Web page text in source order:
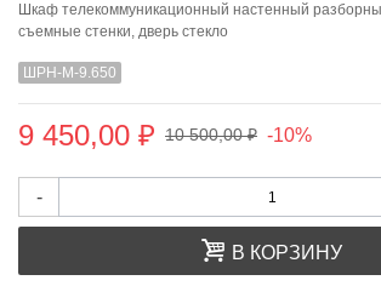
Шкаф телекоммуникационный настенный
съемные стенки, дверь стекло
ШРН-М-9.650
9 450,00 ₽ 10 500,00 ₽ -10%
-
В КОРЗИНУ